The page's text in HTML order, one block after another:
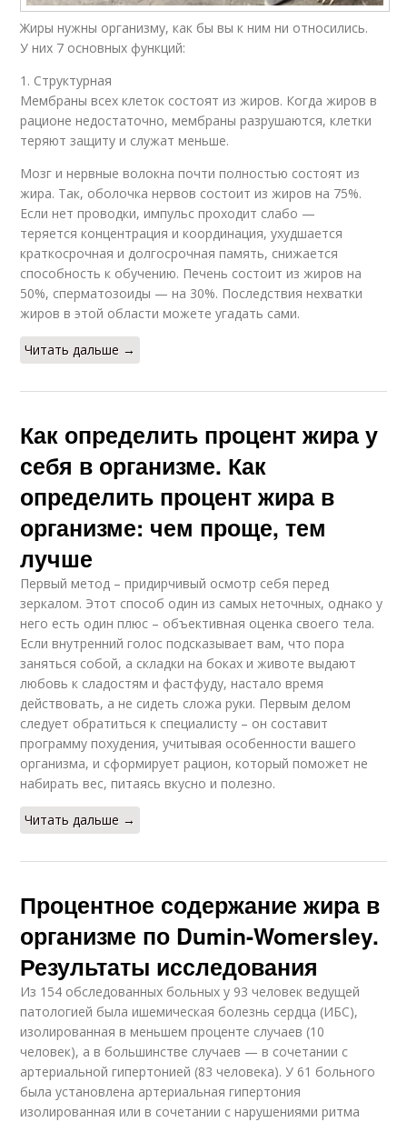
Жиры нужны организму, как бы вы к ним ни относились.
У них 7 основных функций:
1. Структурная
Мембраны всех клеток состоят из жиров. Когда жиров в
рационе недостаточно, мембраны разрушаются, клетки
теряют защиту и служат меньше.
Мозг и нервные волокна почти полностью состоят из
жира. Так, оболочка нервов состоит из жиров на 75%.
Если нет проводки, импульс проходит слабо —
теряется концентрация и координация, ухудшается
краткосрочная и долгосрочная память, снижается
способность к обучению. Печень состоит из жиров на
50%, сперматозоиды — на 30%. Последствия нехватки
жиров в этой области можете угадать сами.
Читать дальше →
Как определить процент жира у
себя в организме. Как
определить процент жира в
организме: чем проще, тем
лучше
Первый метод – придирчивый осмотр себя перед
зеркалом. Этот способ один из самых неточных, однако у
него есть один плюс – объективная оценка своего тела.
Если внутренний голос подсказывает вам, что пора
заняться собой, а складки на боках и животе выдают
любовь к сладостям и фастфуду, настало время
действовать, а не сидеть сложа руки. Первым делом
следует обратиться к специалисту – он составит
программу похудения, учитывая особенности вашего
организма, и сформирует рацион, который поможет не
набирать вес, питаясь вкусно и полезно.
Читать дальше →
Процентное содержание жира в
организме по Dumin-Womersley.
Результаты исследования
Из 154 обследованных больных у 93 человек ведущей
патологией была ишемическая болезнь сердца (ИБС),
изолированная в меньшем проценте случаев (10
человек), а в большинстве случаев — в сочетании с
артериальной гипертонией (83 человека). У 61 больного
была установлена артериальная гипертония
изолированная или в сочетании с нарушениями ритма